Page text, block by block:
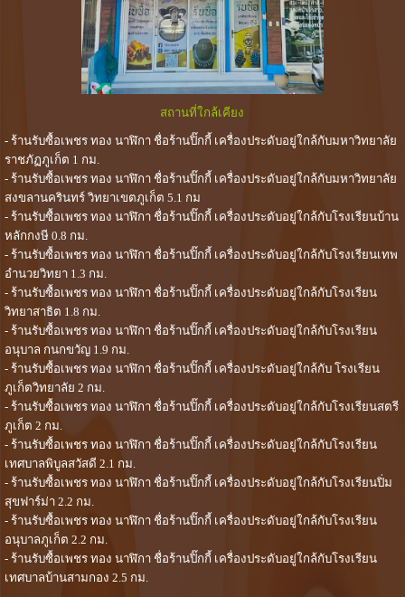
สถานที่ใกล้เคียง
- ร้านรับซื้อเพชร ทอง นาฬิกา ชื่อร้านปิ๊กกี้ เครื่องประดับอยู่ใกล้กับมหาวิทยาลัย
ราชภัฏภูเก็ต 1 กม.
- ร้านรับซื้อเพชร ทอง นาฬิกา ชื่อร้านปิ๊กกี้ เครื่องประดับอยู่ใกล้กับมหาวิทยาลัย
สงขลานครินทร์ วิทยาเขตภูเก็ต 5.1 กม
- ร้านรับซื้อเพชร ทอง นาฬิกา ชื่อร้านปิ๊กกี้ เครื่องประดับอยู่ใกล้กับโรงเรียนบ้าน
หลักกงษี 0.8 กม.
- ร้านรับซื้อเพชร ทอง นาฬิกา ชื่อร้านปิ๊กกี้ เครื่องประดับอยู่ใกล้กับโรงเรียนเทพ
อำนวยวิทยา 1.3 กม.
- ร้านรับซื้อเพชร ทอง นาฬิกา ชื่อร้านปิ๊กกี้ เครื่องประดับอยู่ใกล้กับโรงเรียน
วิทยาสาธิต 1.8 กม.
- ร้านรับซื้อเพชร ทอง นาฬิกา ชื่อร้านปิ๊กกี้ เครื่องประดับอยู่ใกล้กับโรงเรียน
อนุบาล กนกขวัญ 1.9 กม.
- ร้านรับซื้อเพชร ทอง นาฬิกา ชื่อร้านปิ๊กกี้ เครื่องประดับอยู่ใกล้กับ โรงเรียน
ภูเก็ตวิทยาลัย 2 กม.
- ร้านรับซื้อเพชร ทอง นาฬิกา ชื่อร้านปิ๊กกี้ เครื่องประดับอยู่ใกล้กับโรงเรียนสตรี
ภูเก็ต 2 กม.
- ร้านรับซื้อเพชร ทอง นาฬิกา ชื่อร้านปิ๊กกี้ เครื่องประดับอยู่ใกล้กับโรงเรียน
เทศบาลพิบูลสวัสดี 2.1 กม.
- ร้านรับซื้อเพชร ทอง นาฬิกา ชื่อร้านปิ๊กกี้ เครื่องประดับอยู่ใกล้กับโรงเรียนปิ่ม
สุขฟาร์ม่า 2.2 กม.
- ร้านรับซื้อเพชร ทอง นาฬิกา ชื่อร้านปิ๊กกี้ เครื่องประดับอยู่ใกล้กับโรงเรียน
อนุบาลภูเก็ต 2.2 กม.
- ร้านรับซื้อเพชร ทอง นาฬิกา ชื่อร้านปิ๊กกี้ เครื่องประดับอยู่ใกล้กับโรงเรียน
เทศบาลบ้านสามกอง 2.5 กม.